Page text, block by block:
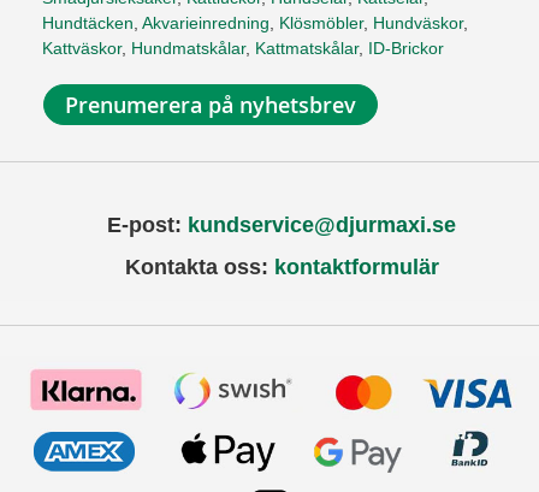
Hundtäcken, Akvarieinredning, Klösmöbler, Hundväskor,
Kattväskor, Hundmatskålar, Kattmatskålar, ID-Brickor
Prenumerera på nyhetsbrev
E-post: kundservice@djurmaxi.se
Kontakta oss: kontaktformulär